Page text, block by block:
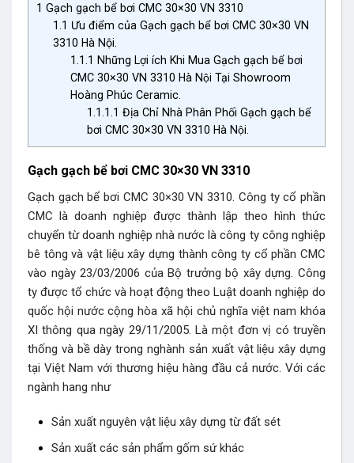
1 Gạch gạch bể bơi CMC 30×30 VN 3310
1.1 Ưu điểm của Gạch gạch bể bơi CMC 30×30 VN
3310 Hà Nội.
1.1.1 Những Lợi ích Khi Mua Gạch gạch bể bơi
CMC 30×30 VN 3310 Hà Nội Tại Showroom
Hoàng Phúc Ceramic.
1.1.1.1 Địa Chỉ Nhà Phân Phối Gạch gạch bể
bơi CMC 30×30 VN 3310 Hà Nội.
Gạch gạch bể bơi CMC 30×30 VN 3310
Gạch gạch bể bơi CMC 30×30 VN 3310. Công ty cổ phần
CMC là doanh nghiệp được thành lập theo hình thức
chuyển từ doanh nghiệp nhà nước là công ty công nghiệp
bê tông và vật liệu xây dựng thành công ty cổ phần CMC
vào ngày 23/03/2006 của Bộ trưởng bộ xây dựng. Công
ty được tổ chức và hoạt động theo Luật doanh nghiệp do
quốc hội nước cộng hòa xã hội chủ nghĩa việt nam khóa
XI thông qua ngày 29/11/2005. Là một đơn vị có truyền
thống và bề dày trong nghành sản xuất vật liệu xây dựng
tại Việt Nam với thương hiệu hàng đầu cả nước. Với các
ngành hang như
Sản xuất nguyên vật liệu xây dựng từ đất sét
Sản xuất các sản phẩm gốm sứ khác